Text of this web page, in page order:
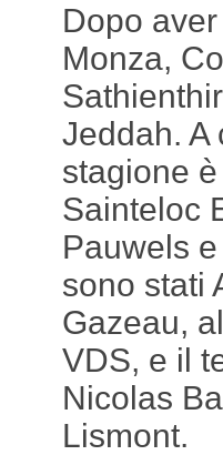
Dopo
Monza,
Jeddah. A
stagione
Sainteloc
Pauwels
sono stati
Gazeau,
VDS, e il
Nicolas
Lismont.